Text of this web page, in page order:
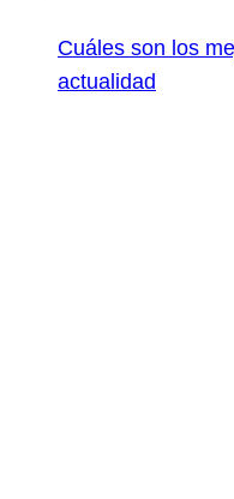
Cuáles son los
actualidad